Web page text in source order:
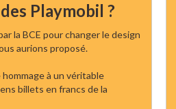
Playmobil ?
la BCE pour changer le design
aurions proposé.
à un véritable
billets en francs de la